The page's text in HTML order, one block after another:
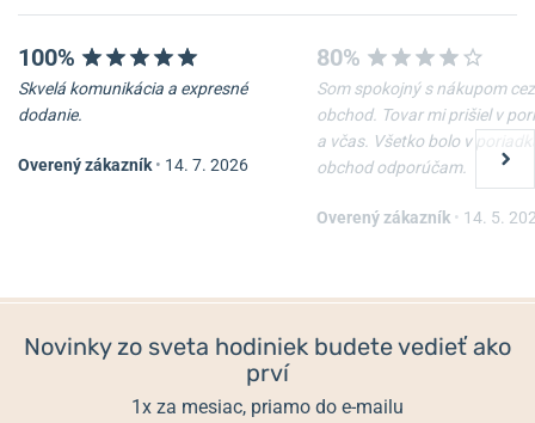
100%
Skvelá komunikácia a expresné
dodanie.
Overený zákazník • 14. 7. 2026
80%
Som spokojný s nákupom cez
obchod. Tovar mi prišiel v
a včas. Všetko bolo v
obchod odporúčam.
Overený zákazník • 14. 5.
Novinky zo sveta hodiniek budete vedieť ako
prví
1x za mesiac, priamo do e-mailu